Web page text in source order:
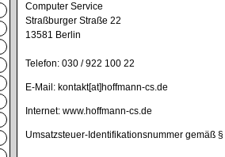
Computer Service
Straßburger Straße 22
13581 Berlin
Telefon: 030 / 922 100 22
E-Mail: kontakt[at]hoffmann-cs.de
Internet: www.hoffmann-cs.de
Umsatzsteuer-Identifikationsnummer gemäß